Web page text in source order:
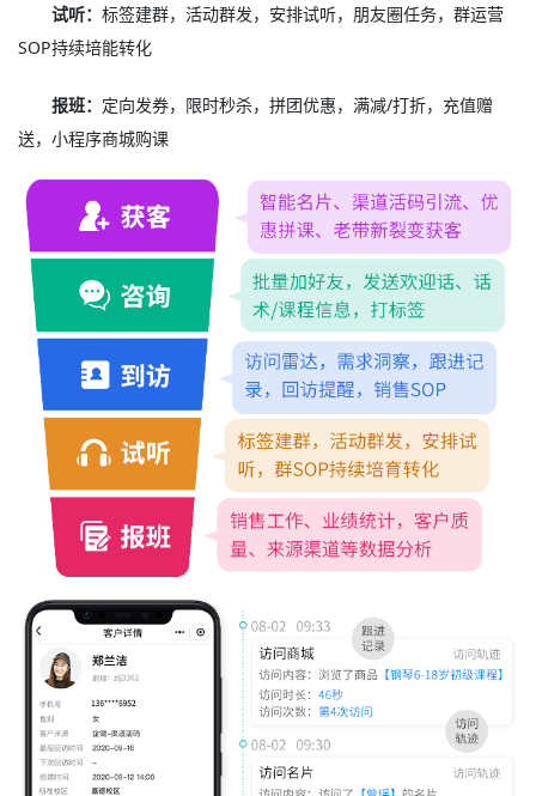
试听：标签建群，活动群发，安排试听，朋友圈任务，群运营
SOP持续培能转化
报班： 定向发券，限时秒杀，拼团优惠，满减/打折，充值赠
送，小程序商城购课